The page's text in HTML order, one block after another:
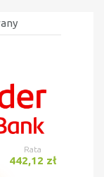
Rata
442,12 zł